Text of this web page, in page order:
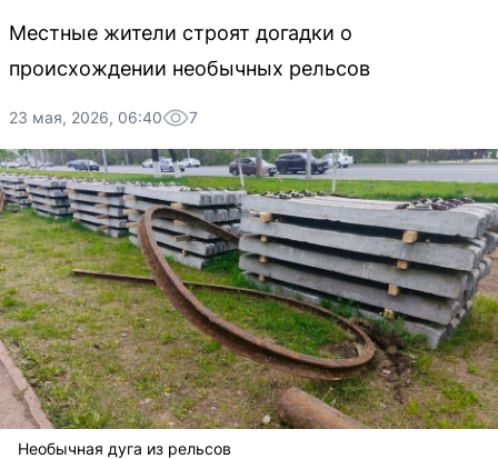
Местные жители строят догадки о
происхождении необычных рельсов
23 мая, 2026, 06:40 7
Необычная дуга из рельсов